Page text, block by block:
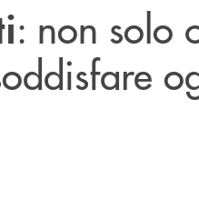
: non solo